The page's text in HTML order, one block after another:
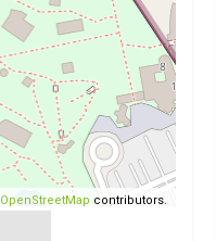
OpenStreetMap contributors.